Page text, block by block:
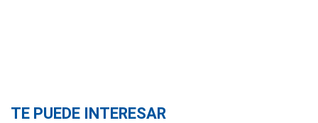
TE PUEDE INTERESAR